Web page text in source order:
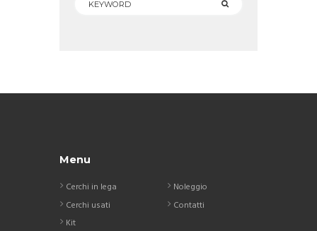
Menu
Cerchi in lega
Cerchi usati
Kit
Noleggio
Contatti